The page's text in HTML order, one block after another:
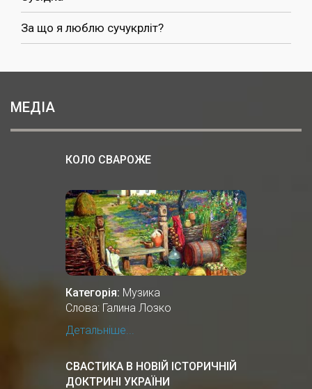
За що я люблю сучукрліт?
МЕДІА
КОЛО СВАРОЖЕ
Категорія: Музика
Слова: Галина Лозко
Детальніше...
СВАСТИКА В НОВІЙ ІСТОРИЧНІЙ
ДОКТРИНІ УКРАЇНИ